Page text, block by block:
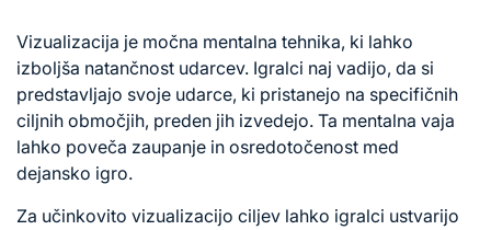
Vizualizacija je močna mentalna tehnika, ki lahko
izboljša natančnost udarcev. Igralci naj vadijo, da si
predstavljajo svoje udarce, ki pristanejo na specifičnih
ciljnih območjih, preden jih izvedejo. Ta mentalna vaja
lahko poveča zaupanje in osredotočenost med
dejansko igro.
Za učinkovito vizualizacijo ciljev lahko igralci ustvarijo